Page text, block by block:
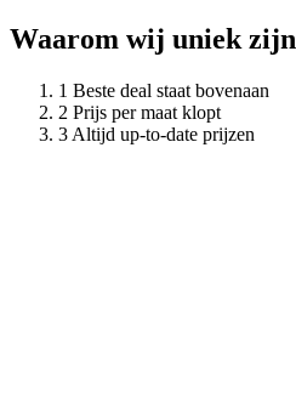
Waarom wij uniek zijn
Beste deal staat bovenaan
Prijs per maat klopt
Altijd up-to-date prijzen